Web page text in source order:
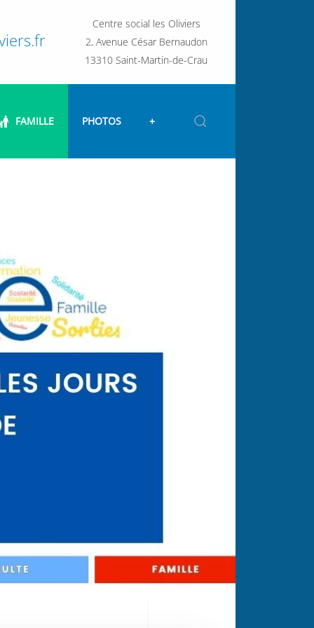
Centre social les Oliviers
2, Avenue César Bernaudon
13310 Saint-Martin-de-Crau
FAMILLE PHOTOS +